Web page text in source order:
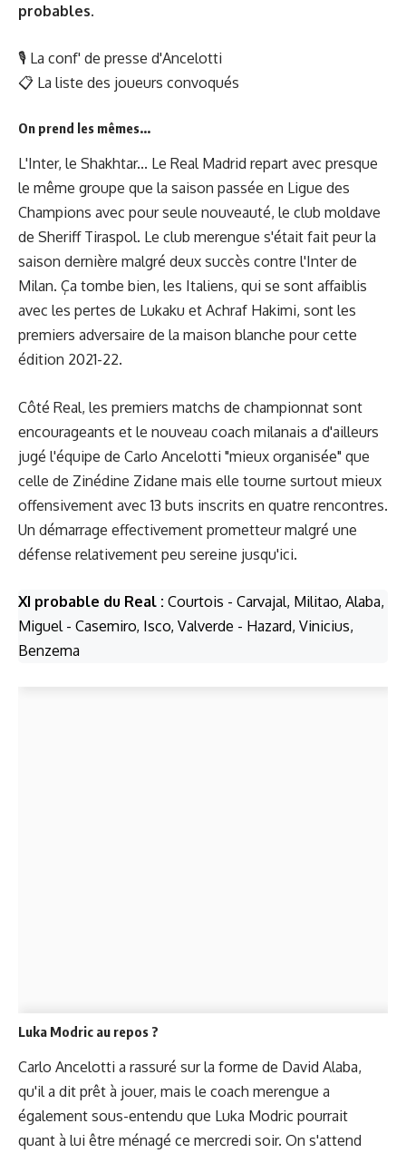
probables.
🎙 La conf' de presse d'Ancelotti
📋 La liste des joueurs convoqués
On prend les mêmes...
L'Inter, le Shakhtar... Le Real Madrid repart avec presque
le même groupe que la saison passée en Ligue des
Champions avec pour seule nouveauté, le club moldave
de Sheriff Tiraspol. Le club merengue s'était fait peur la
saison dernière malgré deux succès contre l'Inter de
Milan. Ça tombe bien, les Italiens, qui se sont affaiblis
avec les pertes de Lukaku et Achraf Hakimi, sont les
premiers adversaire de la maison blanche pour cette
édition 2021-22.
Côté Real, les premiers matchs de championnat sont
encourageants et le nouveau coach milanais a d'ailleurs
jugé l'équipe de Carlo Ancelotti "mieux organisée" que
celle de Zinédine Zidane mais elle tourne surtout mieux
offensivement avec 13 buts inscrits en quatre rencontres.
Un démarrage effectivement prometteur malgré une
défense relativement peu sereine jusqu'ici.
XI probable du Real : Courtois - Carvajal, Militao, Alaba,
Miguel - Casemiro, Isco, Valverde - Hazard, Vinicius,
Benzema
Luka Modric au repos ?
Carlo Ancelotti a rassuré sur la forme de David Alaba,
qu'il a dit prêt à jouer, mais le coach merengue a
également sous-entendu que Luka Modric pourrait
quant à lui être ménagé ce mercredi soir. On s'attend